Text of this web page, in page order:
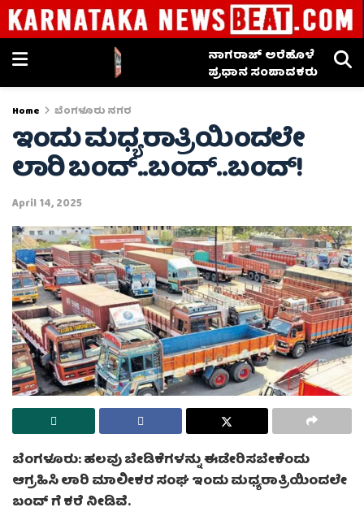
ನಾಗರಾಜ್ ಅರೆಹೊಳೆ
ಪ್ರಧಾನ ಸಂಪಾದಕರು
Home ಬೆಂಗಳೂರು ನಗರ
ಇಂದು ಮಧ್ಯರಾತ್ರಿಯಿಂದಲೇ
ಲಾರಿ ಬಂದ್..ಬಂದ್..ಬಂದ್!
April 14, 2025
ಬೆಂಗಳೂರು: ಹಲವು ಬೇಡಿಕೆಗಳನ್ನು ಈಡೇರಿಸಬೇಕೆಂದು
ಆಗ್ರಹಿಸಿ ಲಾರಿ ಮಾಲೀಕರ ಸಂಘ ಇಂದು ಮಧ್ಯರಾತ್ರಿಯಿಂದಲೇ
ಬಂದ್ ಗೆ ಕರೆ ನೀಡಿವೆ.